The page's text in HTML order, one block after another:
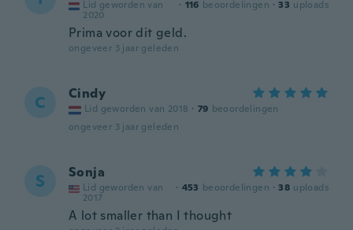
Lid geworden van
2020
· 116 beoordelingen · 33 uploads
Prima voor dit geld.
ongeveer 3 jaar geleden
C Cindy
Lid geworden van 2018 · 79 beoordelingen
ongeveer 3 jaar geleden
S Sonja
Lid geworden van
2017
· 453 beoordelingen · 38 uploads
A lot smaller than I thought